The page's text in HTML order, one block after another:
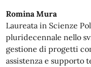
Romina Mura
Laureata in Scienze
pluridecennale nello
gestione di progetti
assistenza e